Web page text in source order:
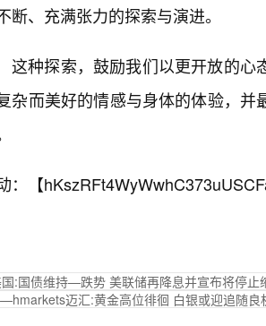
断、充满张力的探索与演进。
这种探索，鼓励我们以更开放的心
杂而美好的情感与身体的体验，
：【
:国债维持—跌势 美联储再降息并宣布将停止
迈汇:黄金高位徘徊 白银或迎追随良